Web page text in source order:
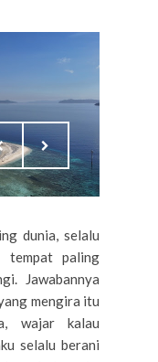
dunia, selalu
tempat paling
Jawabannya
mengira itu
wajar kalau
selalu berani